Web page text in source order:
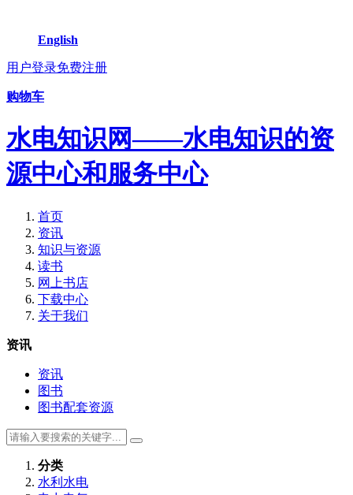
English
用户登录免费注册
购物车
水电知识网——水电知识的资
源中心和服务中心
首页
资讯
知识与资源
读书
网上书店
下载中心
关于我们
资讯
资讯
图书
图书配套资源
分类
水利水电